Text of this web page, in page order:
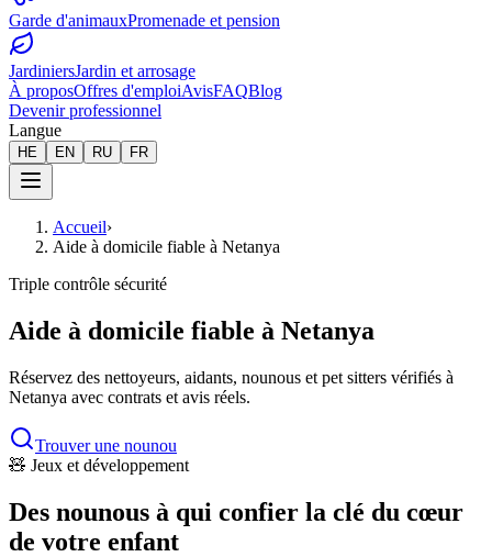
Garde d'animauxPromenade et pension
JardiniersJardin et arrosage
À proposOffres d'emploiAvisFAQBlog
Devenir professionnel
Langue
HE EN RU FR
Accueil›
Aide à domicile fiable à Netanya
Triple contrôle sécurité
Aide à domicile fiable à Netanya
Réservez des nettoyeurs, aidants, nounous et pet sitters vérifiés à
Netanya avec contrats et avis réels.
Trouver une nounou
🧸 Jeux et développement
Des nounous à qui confier la clé du cœur
de votre enfant